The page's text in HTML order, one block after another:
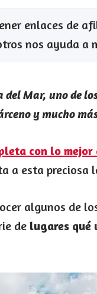
enlaces de
nos ayuda a
Mar, uno de
y mucho
con lo mejor
a esta preciosa
algunos de
de lugares qué